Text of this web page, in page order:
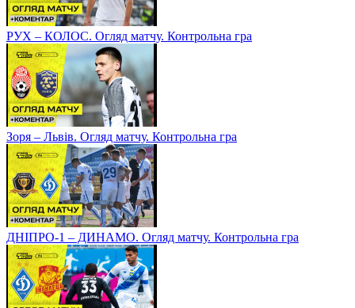
РУХ – КОЛОС. Огляд матчу. Контрольна гра
Зоря – Львів. Огляд матчу. Контрольна гра
ДНІПРО-1 – ДИНАМО. Огляд матчу. Контрольна гра